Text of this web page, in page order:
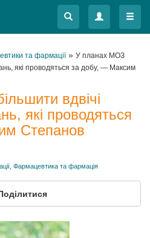
Меню
Меню
та фармації» У планах МОЗ
які проводяться за добу, — Максим
вдвічі
які проводяться
Степанов
Фармацевтика та фармація